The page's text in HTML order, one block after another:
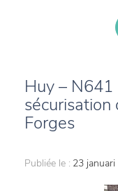
Huy – N641
sécurisation
Forges
Publiée le : 23